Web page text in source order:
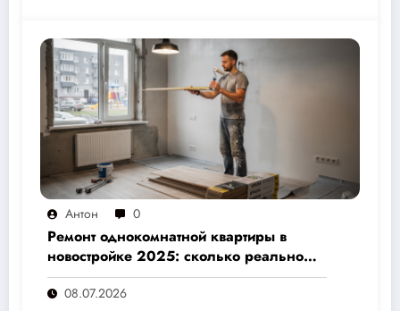
Антон 0
Ремонт однокомнатной квартиры в
новостройке 2025: сколько реально
стоит и как не переплатить — полный
расчёт от 500 000 рублей
08.07.2026